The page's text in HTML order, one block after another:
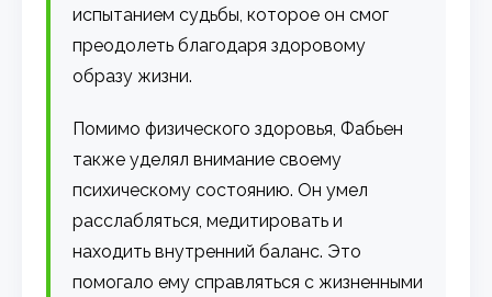
испытанием судьбы, которое он смог
преодолеть благодаря здоровому
образу жизни.
Помимо физического здоровья, Фабьен
также уделял внимание своему
психическому состоянию. Он умел
расслабляться, медитировать и
находить внутренний баланс. Это
помогало ему справляться с жизненными